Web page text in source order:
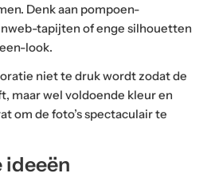
Denk aan pompoen-
tapijten of enge silhouetten
look.
niet te druk wordt zodat de
maar wel voldoende kleur en
om de foto’s spectaculair te
ideeën